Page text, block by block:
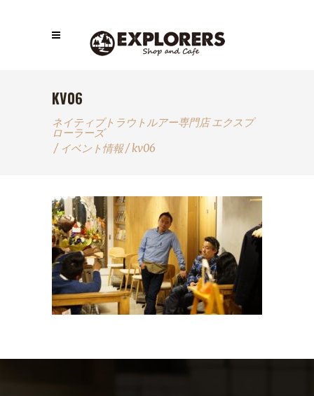
KV06
ネイティブトラウトルアー専門店 エクスプ
ローラーズ
/ イベント情報/kv06